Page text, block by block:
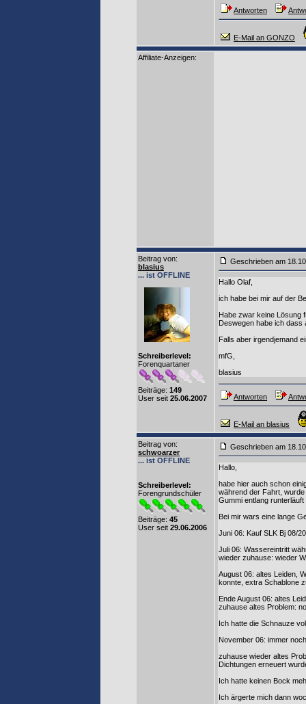
Antworten
E-Mail an GONZO
Affiliate-Anzeigen:
Beitrag von:
blasius
... ist OFFLINE
Schreiberlevel:
Forenquartaner
Beiträge: 149
User seit 25.06.2007
Geschrieben am
Hallo Olaf,
ich habe bei mir auf der
Habe zwar keine Lösung
Deswegen habe ich dass
Falls aber irgendjemand
mfG,
blasius
Antworten
E-Mail an blasius
Beitrag von:
schwoarzer
... ist OFFLINE
Schreiberlevel:
Forengrundschüler
Beiträge: 45
User seit 29.06.2006
Geschrieben am
Hallo,
habe hier auch schon
während der Fahrt,
Gummi entlang
Bei mir wars eine lange
Juni 06: Kauf SLK Bj 08/
Juli 06: Wassereintritt
wieder zuhause: wieder
August 06: altes Leiden,
konnte, extra Schablone
Ende August 06: altes
zuhause altes Problem:
Ich hatte die Schnauze
November 06: immer
zuhause wieder altes
Dichtungen erneuert
Ich hatte keinen Bock
Ich ärgerte mich dann